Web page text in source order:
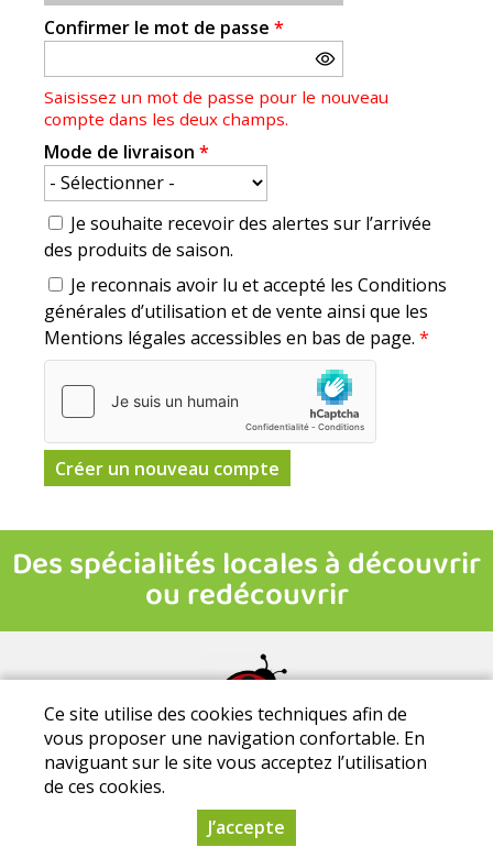
Confirmer le mot de passe *
Saisissez un mot de passe pour le nouveau
compte dans les deux champs.
Mode de livraison *
Je souhaite recevoir des alertes sur l’arrivée
des produits de saison.
Je reconnais avoir lu et accepté les Conditions
générales d’utilisation et de vente ainsi que les
Mentions légales accessibles en bas de page. *
Mentions légales | Conditions Générales de Ventes|Protection
des données personnelles
La Ti'bio d'Aire - Parc de la Thibaudière - 37120 Courcoué - Tél. :
Ce site utilise des cookies techniques afin de
vous proposer une navigation confortable. En
naviguant sur le site vous acceptez l’utilisation
de ces cookies.
J’accepte